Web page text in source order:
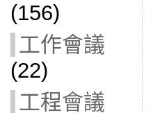
(156)
工作會議
(22)
工程會議